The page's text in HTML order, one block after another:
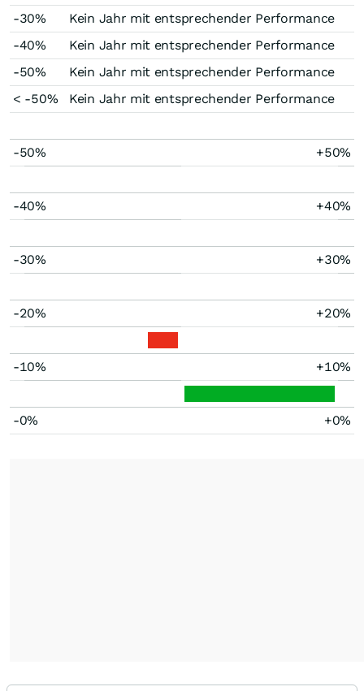
-30%
Kein Jahr mit entsprechender Performance
-40%
Kein Jahr mit entsprechender Performance
-50%
Kein Jahr mit entsprechender Performance
< -50%
Kein Jahr mit entsprechender Performance
-50% +50%
-40% +40%
-30% +30%
-20% +20%
-10% +10%
-0% +0%